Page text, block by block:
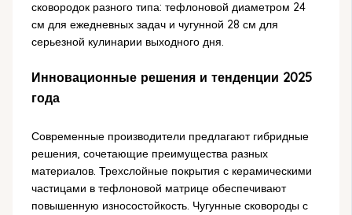
сковородок разного типа: тефлоновой диаметром 24
см для ежедневных задач и чугунной 28 см для
серьезной кулинарии выходного дня.
Инновационные решения и тенденции 2025
года
Современные производители предлагают гибридные
решения, сочетающие преимущества разных
материалов. Трехслойные покрытия с керамическими
частицами в тефлоновой матрице обеспечивают
повышенную износостойкость. Чугунные сковороды с